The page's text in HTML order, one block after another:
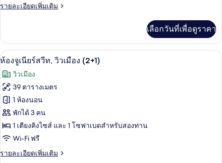
เนียร์
วิว
เมือง
รายละเอียดเพิ่มเติม
ราย
เกี่ยว
กับ
ห้อง
เนียร์
สวี
ท,
วิว
เมือง
เลือกวันที่เพื่อดูราคา
เปิด
ภาพถ่าย
ทั้งหมด
ของ
ห้อง
จู
เนียร์
สวีท,
มินิบาร์, ตู้นิรภัยในห้องพัก, โต๊ะทำงา
10
ห้องจูเนียร์สวีท, วิวเมือง (2+1)
วิวเมือง
39 ตารางเมตร
1 ห้องนอน
พักได้ 3 คน
1 เตียงคิงไซส์ และ 1 โซฟาเบดสำหรับสองท่าน
Wi-Fi ฟรี
รายละเอียดเพิ่มเติม
ราย